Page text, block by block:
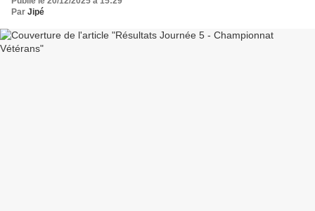
Par Jipé